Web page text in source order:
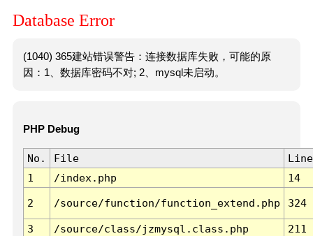
Database Error
(1040) 365建站错误警告：连接数据库失败，可能的原
因：1、数据库密码不对; 2、mysql未启动。
PHP Debug
No. File
Line
1
/index.php 14
2 /source/function/function_extend.php 324
3 /source/class/jzmysql.class.php
211